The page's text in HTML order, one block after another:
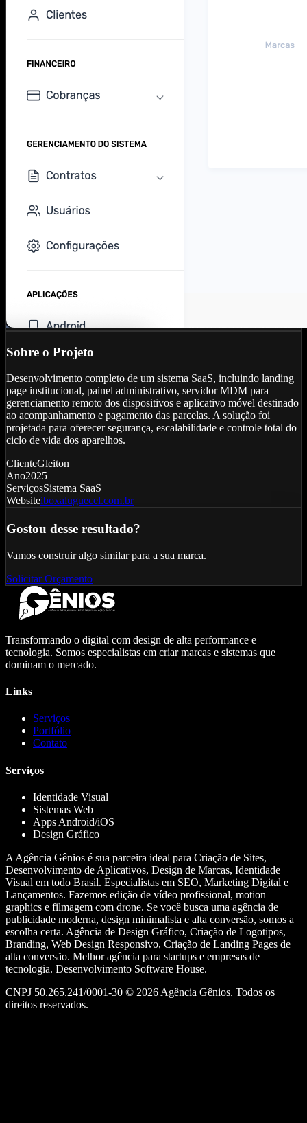
Sobre o Projeto
Desenvolvimento completo de um sistema SaaS, incluindo landing
page institucional, painel administrativo, servidor MDM para
gerenciamento remoto dos dispositivos e aplicativo móvel destinado
ao acompanhamento e pagamento das parcelas. A solução foi
projetada para oferecer segurança, escalabilidade e controle total do
ciclo de vida dos aparelhos.
ClienteGleiton
Ano2025
ServiçosSistema SaaS
Websiteiboxaluguecel.com.br
Gostou desse resultado?
Vamos construir algo similar para a sua marca.
Solicitar Orçamento
Transformando o digital com design de alta performance e
tecnologia. Somos especialistas em criar marcas e sistemas que
dominam o mercado.
Links
Serviços
Portfólio
Contato
Serviços
Identidade Visual
Sistemas Web
Apps Android/iOS
Design Gráfico
A Agência Gênios é sua parceira ideal para Criação de Sites,
Desenvolvimento de Aplicativos, Design de Marcas, Identidade
Visual em todo Brasil. Especialistas em SEO, Marketing Digital e
Lançamentos. Fazemos edição de vídeo profissional, motion
graphics e filmagem com drone. Se você busca uma agência de
publicidade moderna, design minimalista e alta conversão, somos a
escolha certa. Agência de Design Gráfico, Criação de Logotipos,
Branding, Web Design Responsivo, Criação de Landing Pages de
alta conversão. Melhor agência para startups e empresas de
tecnologia. Desenvolvimento Software House.
CNPJ 50.265.241/0001-30 © 2026 Agência Gênios. Todos os
direitos reservados.